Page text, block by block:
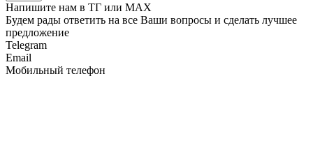
Напишите нам в ТГ или MAX
Будем рады ответить на все Ваши вопросы и сделать лучшее
предложение
Telegram
Email
Мобильный телефон